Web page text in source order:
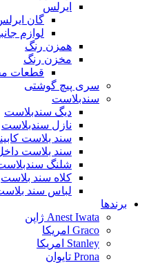
ایرلس
گان
لوازم
همزن رنگ
مخزن رنگ
قطعات
سری پیچ گوشتی
سندبلاست
دیگ سندبلاست
نازل سندبلاست
سند بلاست
سند بلاست
شلنگ
کلاه سند بلاست
لباس سند
برندها
Anest Iwata ژاپن
Graco امریکا
Stanley امریکا
Prona تایوان